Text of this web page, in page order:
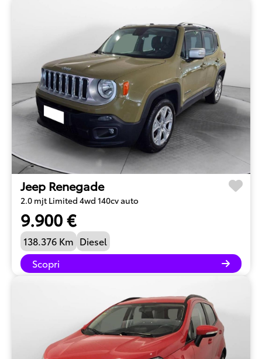
Jeep Renegade
2.0 mjt Limited 4wd 140cv auto
9.900 €
138.376 Km Diesel
Scopri